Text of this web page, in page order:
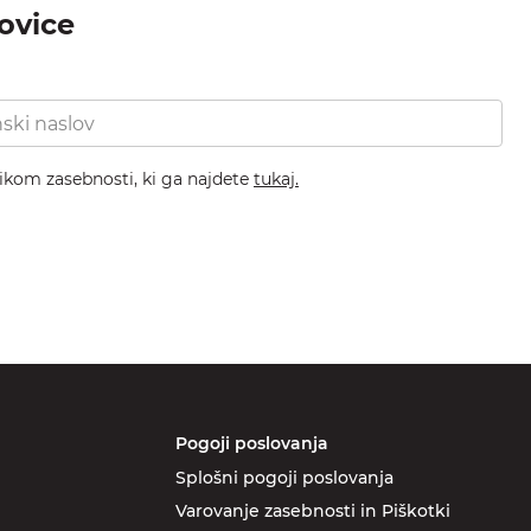
zasebnosti, ki ga najdete tukaj.
Pogoji poslovanja
Splošni pogoji poslovanja
Varovanje zasebnosti in Piškotki